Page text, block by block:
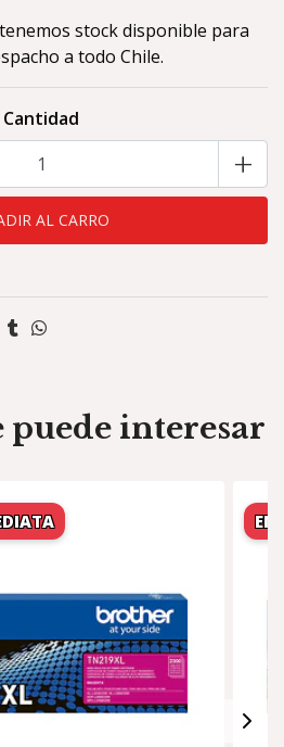
stock disponible para
a todo Chile.
Cantidad
+
interesar